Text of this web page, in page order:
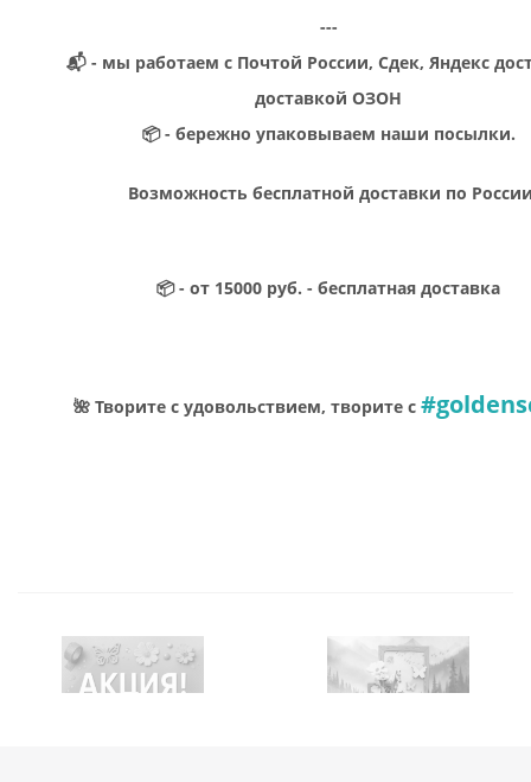
---
📬 - мы работаем с Почтой России, Сдек, Яндекс
доставкой ОЗОН
📦 - бережно упаковываем наши посылки.
Возможность бесплатной доставки по
📦 - от 15000 руб. - бесплатная доставка
🌺 Творите с удовольствием, творите с